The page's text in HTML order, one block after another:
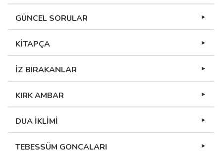
GÜNCEL SORULAR
KİTAPÇA
İZ BIRAKANLAR
KIRK AMBAR
DUA İKLİMİ
TEBESSÜM GONCALARI